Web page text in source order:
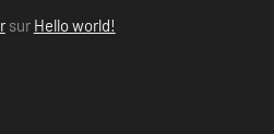
sur Hello world!